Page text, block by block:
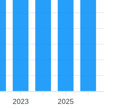
2023 2025